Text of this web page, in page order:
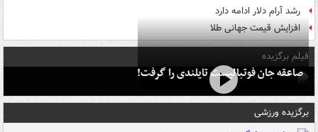
رشد آرام دلار ادامه دارد
افزایش قیمت جهانی طلا
فیلم برگزیده
صاعقه جان فوتبالیست تایلندی را گرفت!
برگزیده ورزشی